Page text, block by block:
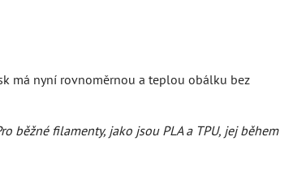
má nyní rovnoměrnou a teplou obálku bez
běžné filamenty, jako jsou PLA a TPU, jej během